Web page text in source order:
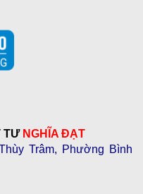
TƯ NGHĨA ĐẠT
Trâm, Phường Bình